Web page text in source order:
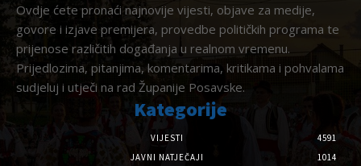
Ovdje ćete pronaći najnovije vijesti, objave za medije,
govore i izjave premijera, provedbe političkih programa te
prijenose različitih događanja u realnom vremenu.
Prijedlozima, pitanjima, komentarima, kritikama i pohvalama
sudjeluj i utječi na rad Županije Posavske.
Kategorije
VIJESTI
4591
JAVNI NATJEČAJI
1014